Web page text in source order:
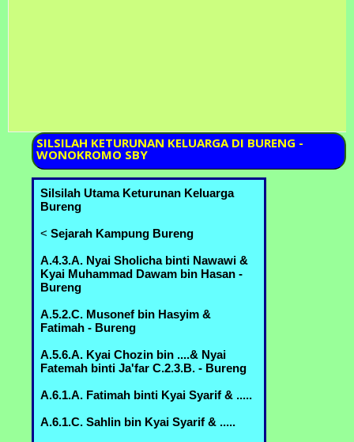
SILSILAH KETURUNAN KELUARGA DI BURENG -
WONOKROMO SBY
Silsilah Utama Keturunan Keluarga
Bureng
< Sejarah Kampung Bureng
A.4.3.A. Nyai Sholicha binti Nawawi &
Kyai Muhammad Dawam bin Hasan -
Bureng
A.5.2.C. Musonef bin Hasyim &
Fatimah - Bureng
A.5.6.A. Kyai Chozin bin ....& Nyai
Fatemah binti Ja'far C.2.3.B. - Bureng
A.6.1.A. Fatimah binti Kyai Syarif & .....
A.6.1.C. Sahlin bin Kyai Syarif & .....